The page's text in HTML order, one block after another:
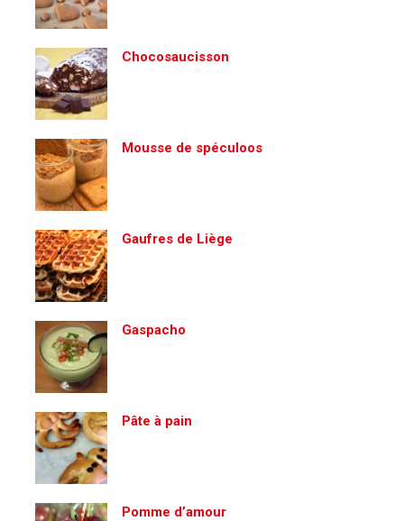
Chocosaucisson
Mousse de spéculoos
Gaufres de Liège
Gaspacho
Pâte à pain
Pomme d’amour